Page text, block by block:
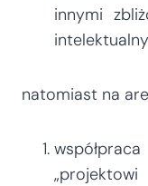
innymi
natomiast na